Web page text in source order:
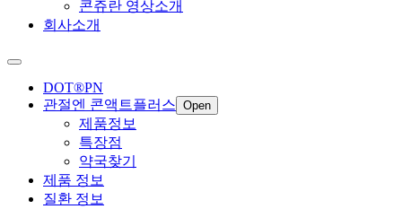
콘쥬란 영상소개
회사소개
DOT®PN
관절엔 콘액트플러스 Open
제품정보
특장점
약국찾기
제품 정보
질환 정보